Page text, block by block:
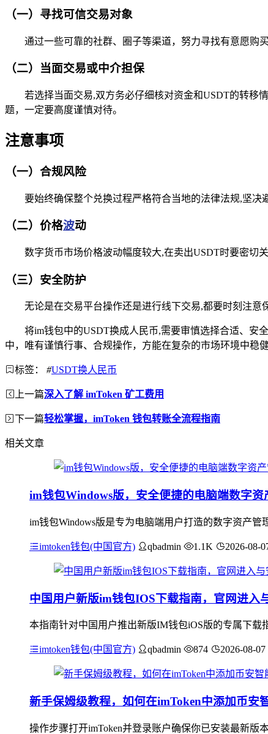
（一）寻找可信交易对象
通过一些可靠的社群、圈子等渠道，努力寻找有意愿购
（二）当面交易或中介担保
若选择当面交易,双方务必仔细核对资金和USDT的转移
题，一定要高度谨慎对待。
注意事项
（一）合规风险
要始终确保整个兑换过程严格符合当地的法律法规,坚决
（二）价格波动
数字货币市场价格波动幅度较大,在卖出USDT时要密切
（三）安全防护
无论是在交易平台操作还是进行线下交易,都要时刻注意
将im钱包中的USDT换成人民币,需要审慎选择合适、安
中，唯有谨慎行事、合规操作，方能在复杂的市场环境中稳
标签： #USDT换人民币
上一篇深入了解 imToken 矿工费用
下一篇轻松掌握，imToken 钱包转账全流程指南
相关文章
im钱包Windows版，安全便捷的电脑端数字资
im钱包Windows版是专为电脑端用户打造的数字资产
imtoken钱包(中国官方) qbadmin 1.1K 2026-08-
中国用户新版im钱包IOS下载指南，官网进入
本指南针对中国用户推出新版IM钱包iOS版的专属下
imtoken钱包(中国官方) qbadmin 874 2026-08-07
新手保姆级教程，如何在imToken中添加币安
操作步骤打开imToken并登录账户确保你已安装最新